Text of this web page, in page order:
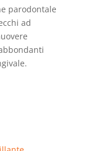
parodontale
ad